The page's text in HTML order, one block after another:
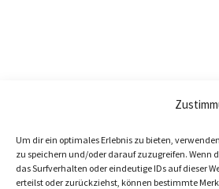
Um dir ein optimales Erlebnis zu bieten,
zu speichern und/oder darauf zuzugreifen. Wenn
das Surfverhalten oder eindeutige IDs auf dieser
erteilst oder zurückziehst, können bestimmte